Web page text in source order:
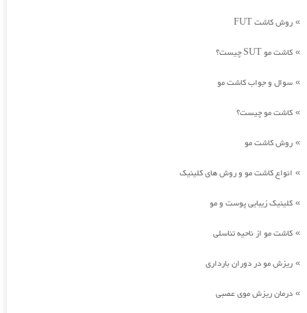
» روش کاشت FUT
» کاشت مو SUT چیست؟
» سوال و جواب کاشت مو
» کاشت مو چیست؟
» روش کاشت مو
» انواع کاشت مو و روش های کلینیک
» کلینیک زیبایی پوست و مو
» کاشت مو از ناحیه تناسلی
» ریزش مو در دوران بارداری
» درمان ریزش موی عصبی